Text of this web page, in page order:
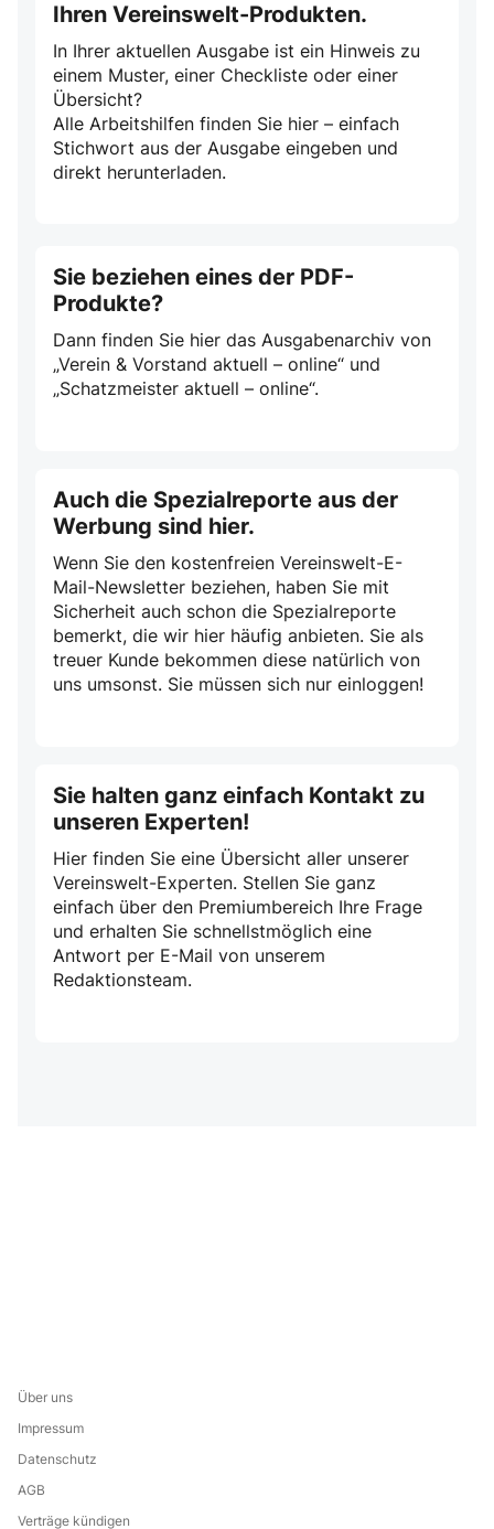
Ihren Vereinswelt-Produkten.
In Ihrer aktuellen Ausgabe ist ein Hinweis zu
einem Muster, einer Checkliste oder einer
Übersicht?
Alle Arbeitshilfen finden Sie hier – einfach
Stichwort aus der Ausgabe eingeben und
direkt herunterladen.
Sie beziehen eines der PDF-
Produkte?
Dann finden Sie hier das Ausgabenarchiv von
„Verein & Vorstand aktuell – online“ und
„Schatzmeister aktuell – online“.
Auch die Spezialreporte aus der
Werbung sind hier.
Wenn Sie den kostenfreien Vereinswelt-E-
Mail-Newsletter beziehen, haben Sie mit
Sicherheit auch schon die Spezialreporte
bemerkt, die wir hier häufig anbieten. Sie als
treuer Kunde bekommen diese natürlich von
uns umsonst. Sie müssen sich nur einloggen!
Sie halten ganz einfach Kontakt zu
unseren Experten!
Hier finden Sie eine Übersicht aller unserer
Vereinswelt-Experten. Stellen Sie ganz
einfach über den Premiumbereich Ihre Frage
und erhalten Sie schnellstmöglich eine
Antwort per E-Mail von unserem
Redaktionsteam.
Über uns
Impressum
Datenschutz
AGB
Verträge kündigen